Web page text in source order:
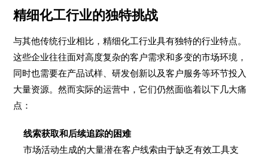
精细化工行业的独特挑战
与其他传统行业相比，精细化工行业具有独特的行业特点。
这些企业往往面对高度复杂的客户需求和多变的市场环境，
同时也需要在产品试样、研发创新以及客户服务等环节投入
大量资源。然而实际的运营中，它们仍然面临着以下几大痛
点：
线索获取和后续追踪的困难
市场活动生成的大量潜在客户线索由于缺乏有效工具支